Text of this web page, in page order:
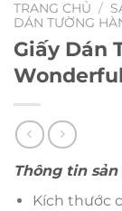
TRANG CHỦ /
DÁN TƯỜNG
Giấy Dán
Wonderful
Thông tin sản
Kích thước